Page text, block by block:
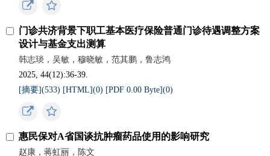
门诊共济背景下职工基本医疗保险普通门诊待遇调整方案
设计与基金支出测算
韩志琰，吴敏，穆晓敏，范其鹏，鲁志鸿
2025, 44(12):36-39.
[摘要](533) [HTML](0) [PDF 0.00 Byte](0)
惠民保对A省国谈抗肿瘤药品使用的影响研究
赵康，蒋虹丽，陈文